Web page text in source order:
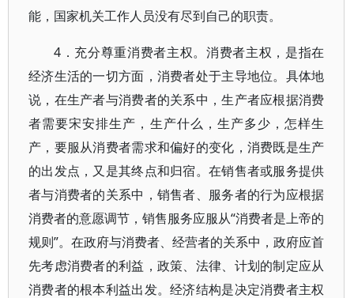
能，国家机关工作人员没有尽到自己的职责。
4．充分尊重消费者主权。消费者主权，是指在
经济生活的一切方面，消费者处于主导地位。具体地
说，在生产者与消费者的关系中，生产者应根据消费
者需要宋安排生产，生产什么，生产多少，怎样生
产，要服从消费者需求和偏好的变化，消费既是生产
的出发点，又是其终点和归宿。在销售者或服务提供
者与消费者的关系中，销售者、服务者的行为应根据
消费者的意愿调节，销售服务应服从“消费者是上帝的
规则”。在政府与消费者、经营者的关系中，政府应首
先考虑消费者的利益，政策、法律、计划的制定应从
消费者的根本利益出发。经济结构是决定消费者主权